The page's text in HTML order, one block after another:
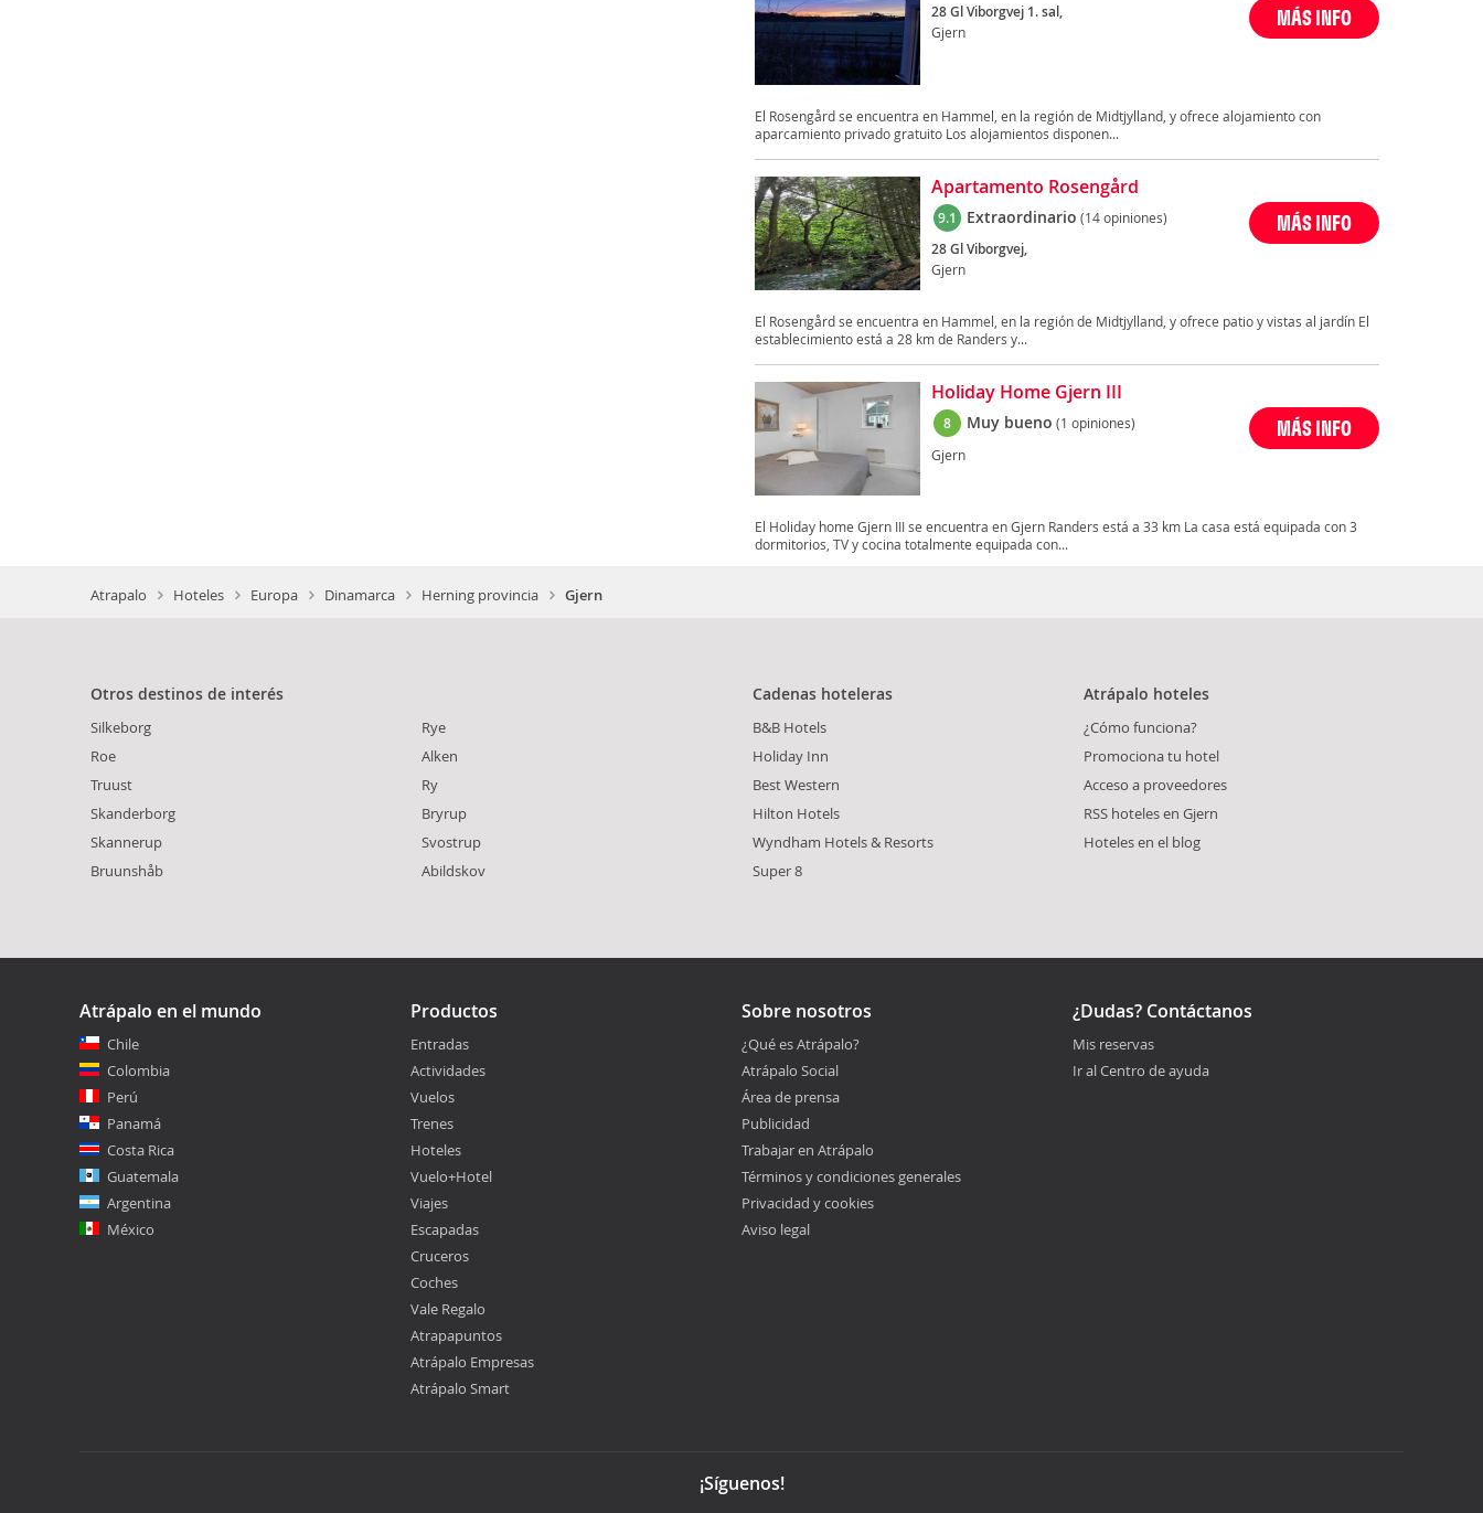
28 Gl Viborgvej 1. sal,
Gjern
MÁS INFO
El Rosengård se encuentra en Hammel, en la región de Midtjylland, y ofrece alojamiento con
aparcamiento privado gratuito Los alojamientos disponen...
Apartamento Rosengård
9.1 Extraordinario (14 opiniones)
28 Gl Viborgvej,
Gjern
MÁS INFO
El Rosengård se encuentra en Hammel, en la región de Midtjylland, y ofrece patio y vistas al jardín El
establecimiento está a 28 km de Randers y...
Holiday Home Gjern III
8 Muy bueno (1 opiniones)
Gjern
MÁS INFO
El Holiday home Gjern III se encuentra en Gjern Randers está a 33 km La casa está equipada con 3
dormitorios, TV y cocina totalmente equipada con...
Atrapalo Hoteles Europa Dinamarca Herning provincia Gjern
Otros destinos de interés
Silkeborg
Roe
Truust
Skanderborg
Skannerup
Bruunshåb
Rye
Alken
Ry
Bryrup
Svostrup
Abildskov
Cadenas hoteleras
B&B Hotels
Holiday Inn
Best Western
Hilton Hotels
Wyndham Hotels & Resorts
Super 8
Atrápalo hoteles
¿Cómo funciona?
Promociona tu hotel
Acceso a proveedores
RSS hoteles en Gjern
Hoteles en el blog
Atrápalo en el mundo
Chile
Colombia
Perú
Panamá
Costa Rica
Guatemala
Argentina
México
Productos
Entradas
Actividades
Vuelos
Trenes
Hoteles
Vuelo+Hotel
Viajes
Escapadas
Cruceros
Coches
Vale Regalo
Atrapapuntos
Atrápalo Empresas
Atrápalo Smart
Sobre nosotros
¿Qué es Atrápalo?
Atrápalo Social
Área de prensa
Publicidad
Trabajar en Atrápalo
Términos y condiciones generales
Privacidad y cookies
Aviso legal
¿Dudas? Contáctanos
Mis reservas
Ir al Centro de ayuda
¡Síguenos!